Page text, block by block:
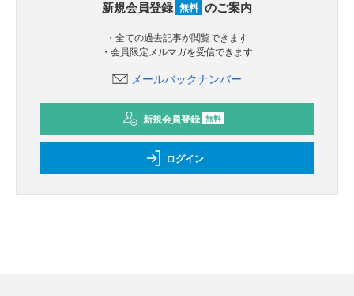
新規会員登録 無料 のご案内
・全ての過去記事が閲覧できます
・会員限定メルマガを受信できます
メールバックナンバー
新規会員登録 無料
ログイン